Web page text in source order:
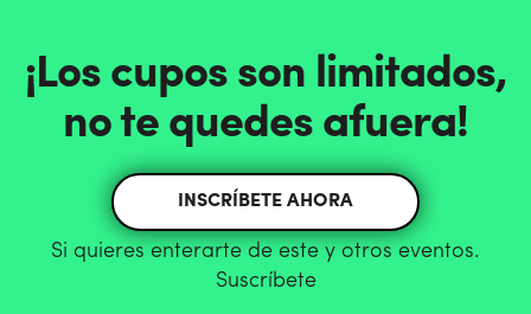
¡Los cupos son limitados,
no te quedes afuera!
INSCRÍBETE AHORA
Si quieres enterarte de este y otros eventos.
Suscríbete